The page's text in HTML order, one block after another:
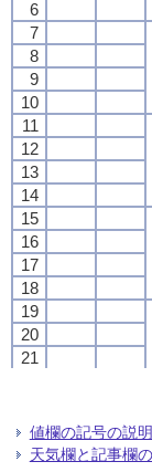
6
7
8
9
10
11
12
13
14
15
16
17
18
19
20
21
24
6
7
8
9
10
11
12
13
14
15
16
17
18
19
20
21
24
6
7
8
9
10
11
12
13
14
15
16
17
18
19
20
21
24
6
7
8
9
10
11
12
13
14
15
16
17
18
19
20
21
24
値欄の記号の説明
天気欄と記事欄